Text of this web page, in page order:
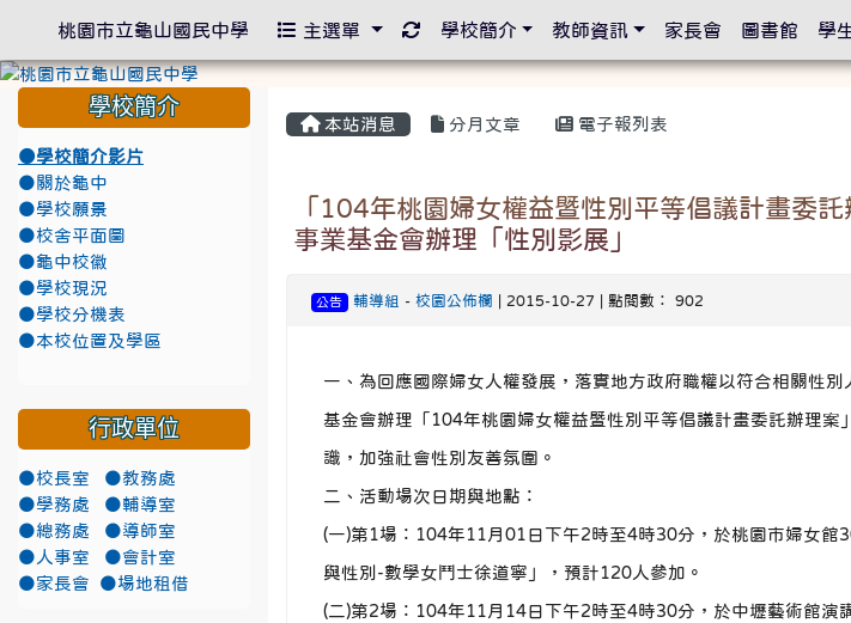
本站消息 分月文章 電子報列表
「104年桃園婦女權益暨性別平等倡議計畫委
事業基金會辦理「性別影展」
公告 輔導組 - 校園公佈欄 | 2015-10-27 | 點閱數： 902
一、為回應國際婦女人權發展，落實地方政府職權以符合相關性
基金會辦理「104年桃園婦女權益暨性別平等倡議計畫委託辦理
識，加強社會性別友善氛圍。
二、活動場次日期與地點：
(一)第1場：104年11月01日下午2時至4時30分，於桃園市婦女館
與性別-數學女鬥士徐道寧」，預計120人參加。
(二)第2場：104年11月14日下午2時至4時30分，於中壢藝術館演
學校簡介
●學校簡介影片
●關於龜中
●學校願景
●校舍平面圖
●龜中校徽
●學校現況
●學校分機表
●本校位置及學區
行政單位
●校長室
●教務處
●學務處
●輔導室
●總務處
●導師室
●人事室
●會計室
●家長會
●場地租借
桃園市立龜山國民中學 主選單 重新取得佈景設定
學校簡介 教師資訊 家長會 圖書館 學